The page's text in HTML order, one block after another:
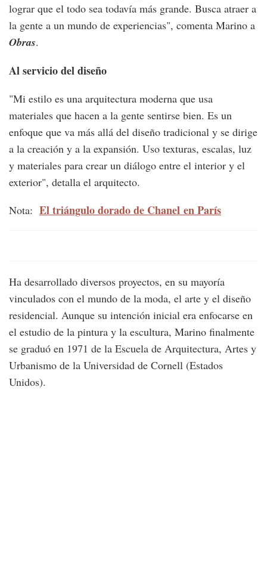
lograr que el todo sea todavía más grande. Busca atraer a
la gente a un mundo de experiencias", comenta Marino a
Obras.
Al servicio del diseño
"Mi estilo es una arquitectura moderna que usa
materiales que hacen a la gente sentirse bien. Es un
enfoque que va más allá del diseño tradicional y se dirige
a la creación y a la expansión. Uso texturas, escalas, luz
y materiales para crear un diálogo entre el interior y el
exterior", detalla el arquitecto.
Nota: El triángulo dorado de Chanel en París
Ha desarrollado diversos proyectos, en su mayoría
vinculados con el mundo de la moda, el arte y el diseño
residencial. Aunque su intención inicial era enfocarse en
el estudio de la pintura y la escultura, Marino finalmente
se graduó en 1971 de la Escuela de Arquitectura, Artes y
Urbanismo de la Universidad de Cornell (Estados
Unidos).